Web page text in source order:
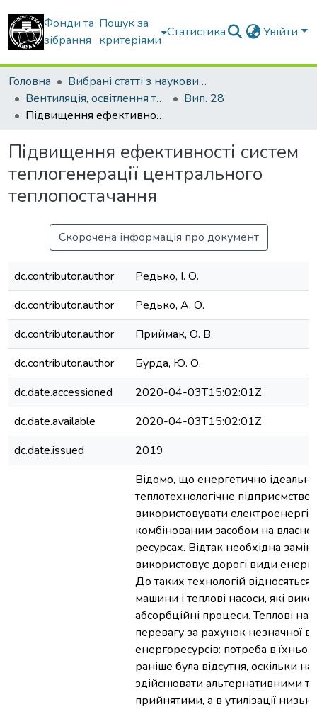
Фонди та
зібрання
Пошук за
критеріями
Статистика Увійти
Головна
Вибрані статті з наукових збірників КНУБА
Вентиляція, освітлення та теплогазопостачання
Вип. 28
Підвищення ефективності систем теплогенерації центрального теплопостачання
Підвищення ефективності систем
теплогенерації центрального
теплопостачання
Скорочена інформація про документ
dc.contributor.author
Редько, І. О.
dc.contributor.author
Редько, А. О.
dc.contributor.author
Приймак, О. В.
dc.contributor.author
Бурда, Ю. О.
dc.date.accessioned
2020-04-03T15:02:01Z
dc.date.available
2020-04-03T15:02:01Z
dc.date.issued
2019
Відомо, що енергетично ідеальне
теплотехнологічне
використовувати
комбінованим засобом на
ресурсах. Відтак необхідна
використовує дорогі види
До таких технологій відносяться
машини і теплові насоси, які
абсорбційні процеси. Теплові
перевагу за рахунок незначної
енергоресурсів: потреба в
раніше була відсутня, оскільки
здійснювати альтернативними
прийнятими, а в утилізації